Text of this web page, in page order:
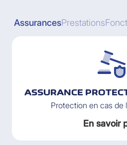
AssurancesPrestations
ASSURANCE
Protection en cas de
En savoir